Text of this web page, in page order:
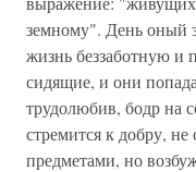
земному". День оный
жизнь беззаботную и
сидящие, и они
трудолюбив, бодр на
стремится к добру,
предметами, но